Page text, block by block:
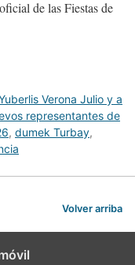
de las Fiestas de
Verona Julio y a
representantes de
, dumek Turbay,
Volver arriba